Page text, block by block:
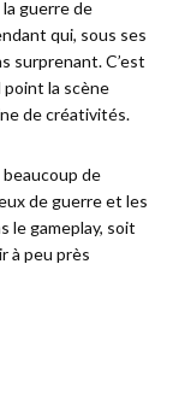
la guerre de
qui, sous ses
surprenant. C’est
la scène
de créativités.
de
de guerre et les
le gameplay, soit
à peu près